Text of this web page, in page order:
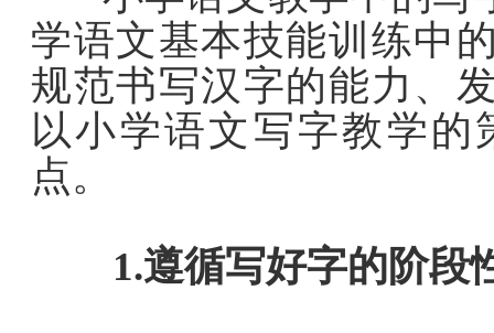
学语文基本技能训练中
规范书写汉字的能力、
以小学语文写字教学
点。
1.遵循写好字的阶段